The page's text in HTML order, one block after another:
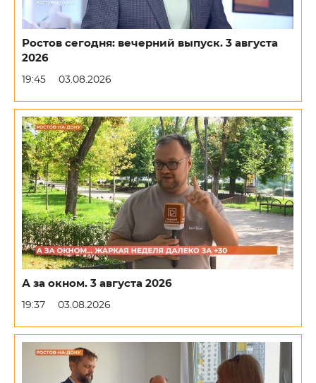
Ростов сегодня: вечерний выпуск. 3 августа
2026
19:45 03.08.2026
А за окном. 3 августа 2026
19:37 03.08.2026